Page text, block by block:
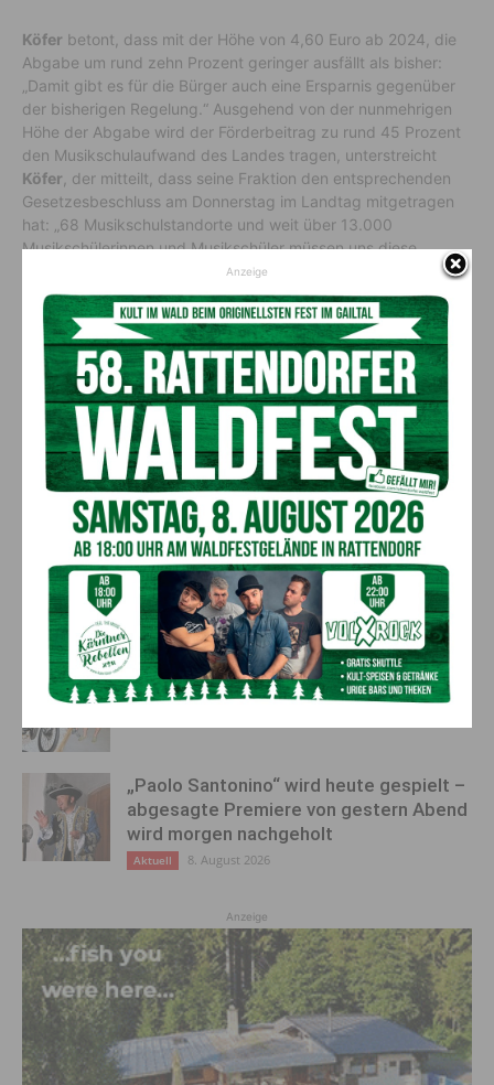
Köfer betont, dass mit der Höhe von 4,60 Euro ab 2024, die
Abgabe um rund zehn Prozent geringer ausfällt als bisher:
„Damit gibt es für die Bürger auch eine Ersparnis gegenüber
der bisherigen Regelung.“ Ausgehend von der nunmehrigen
Höhe der Abgabe wird der Förderbeitrag zu rund 45 Prozent
den Musikschulaufwand des Landes tragen, unterstreicht
Köfer , der mitteilt, dass seine Fraktion den entsprechenden
Gesetzesbeschluss am Donnerstag im Landtag mitgetragen
hat: „68 Musikschulstandorte und weit über 13.000
Musikschülerinnen und Musikschüler müssen uns diese
Vorheriger Artikel
Wie Sie Ihr digitales Leben
schützen können: Die Rolle
von VPN?
Nächster Artikel
Neuer Pächter für das
Naturschwimmbad Radnig
gesucht!
AKTUELLES
Ehrung für 50 Jahre Chorleitung:
Kärntner Lorbeer in Gold für Herwig
Schwarz
Aktuell 8. August 2026
Neu: Sölle Bike Tröpolach
ANZEIGE 8. August 2026
„Paolo Santonino“ wird heute gespielt –
abgesagte Premiere von gestern Abend
wird morgen nachgeholt
Aktuell 8. August 2026
Anzeige
Anzeige